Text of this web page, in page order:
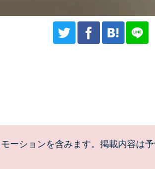
ーションを含みます。掲載内容は